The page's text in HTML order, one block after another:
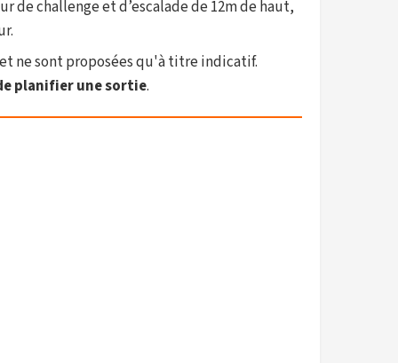
de challenge et d’escalade de 12m de haut,
ne sont proposées qu'à titre indicatif.
planifier une sortie.